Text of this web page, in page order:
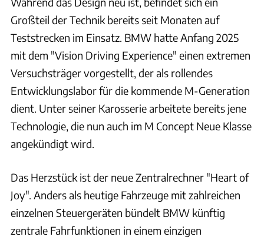
Großteil der Technik bereits seit Monaten auf
Teststrecken im Einsatz. BMW hatte Anfang 2025
mit dem "Vision Driving Experience" einen extremen
Versuchsträger vorgestellt, der als rollendes
Entwicklungslabor für die kommende M-Generation
dient. Unter seiner Karosserie arbeitete bereits jene
Technologie, die nun auch im M Concept Neue Klasse
angekündigt wird.
Das Herzstück ist der neue Zentralrechner "Heart of
Joy". Anders als heutige Fahrzeuge mit zahlreichen
einzelnen Steuergeräten bündelt BMW künftig
zentrale Fahrfunktionen in einem einzigen